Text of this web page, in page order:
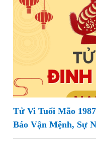
Tử Vi Tuổi Mão
Báo Vận Mệnh, Sự